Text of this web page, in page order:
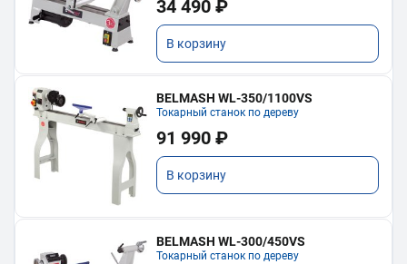
34 490 ₽
В корзину
BELMASH WL-350/1100VS
Токарный станок по дереву
91 990 ₽
В корзину
BELMASH WL-300/450VS
Токарный станок по дереву